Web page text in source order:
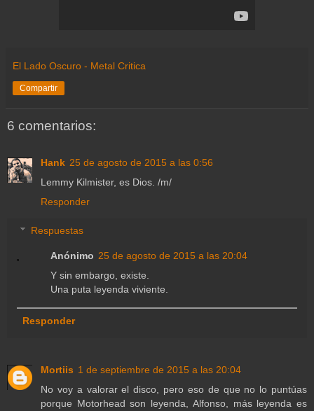
El Lado Oscuro - Metal Critica
Compartir
6 comentarios:
Hank 25 de agosto de 2015 a las 0:56
Lemmy Kilmister, es Dios. /m/
Responder
Respuestas
Anónimo 25 de agosto de 2015 a las 20:04
Y sin embargo, existe.
Una puta leyenda viviente.
Responder
Mortiis 1 de septiembre de 2015 a las 20:04
No voy a valorar el disco, pero eso de que no lo puntúas
porque Motorhead son leyenda, Alfonso, más leyenda es